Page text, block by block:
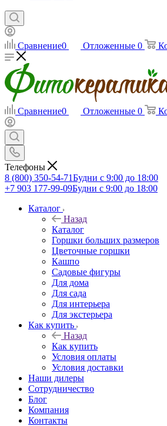
Сравнение0 Отложенные 0
Сравнение0 Отложенные 0
Телефоны
8 (800) 350-54-71Будни с 9:00 до 18:00
+7 903 177-99-09Будни с 9:00 до 18:00
Каталог
Назад
Каталог
Горшки больших размеров
Цветочные горшки
Кашпо
Садовые фигуры
Для дома
Для сада
Для интерьера
Для экстерьера
Как купить
Назад
Как купить
Условия оплаты
Условия доставки
Наши дилеры
Сотрудничество
Блог
Компания
Контакты